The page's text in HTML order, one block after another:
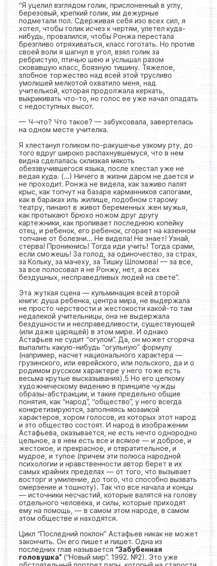
“Я уцелил взглядом голик, прислоненный в углу,
березовый, крепкий голик, им дежурные
подметали пол. Сдерживая себя изо всех сил, я
хотел, чтобы голик исчез к чертям, улетел куда-
нибудь, провалился, чтобы Ронжа перестала
брезгливо отряхиваться, класс гоготать. Но против
своей воли я шагнул в угол, взял голик за
ребристую, птичью шею и услышал разом
сковавшую класс, боязную тишину. Тяжелое,
злобное торжество над всей этой трусливо
умолкшей мелкотой охватило меня, над
учителькой, которая продолжала керкать,
выкрикивать что-то, но голос ее уже начал опадать
с недоступных высот.
— Ч-что? Что такое? — забуксовала, завертелась
на одном месте учителка.
Я хлестанул голиком по-ракушечье узкому рту, до
того вдруг широко распахнувшемуся, что в нем
видна сделалась склизкая мякоть
обеззвучившегося языка, после хлестал уже не
ведая куда. (…) Ничего в жизни даром не дается и
не проходит. Ронжа не видела, как заживо палят
крыс, как топчут на базаре карманников сапогами,
как в бараках иль жилище, подобном старому
театру, пинают в живот беременных жен мужья,
как протыкают брюхо ножом друг другу
картежники, как пропивает последнюю копейку
отец, и ребенок, его ребенок, сгорает на казенном
топчане от болезни… Не видела! Не знает! Узнай,
стерва! Проникнись! Тогда иди учить! Тогда срами,
если сможешь! За голод, за одиночество, за страх,
за Кольку, за мачеху, за Тишку Шломова! — за все,
за все полосовал я не Ронжу, нет, а всех
бездушных, несправедливых людей на свете”.
Эта жуткая сцена — кульминация всей второй
книги: душа ребенка, центра мира, не выдержала
не просто черствости и жестокости какой-то там
недалекой учительницы, она не выдержала
бездушности и несправедливости, существующей
(или даже царящей) в этом мире. И однако
Астафьев не судит “огулом”. Да, он может сгоряча
выпалить какую-нибудь “огульную” формулу
(например, насчет национального характера —
грузинского, или еврейского, или польского, да и о
родимом русском характере у него тоже есть
весьма крутые высказывания).5 Но его цепкому
художническому видению в принципе чужды
образы-абстракции, и такие предельно общие
понятия, как “народ”, “общество”, у него всегда
конкретизируются, заполняясь мозаикой
характеров, хором голосов, из которых этот народ
и это общество состоят. И народ в изображении
Астафьева, оказывается, не есть нечто однородно
цельное, а в нем есть все и всякое — и доброе, и
жестокое, и прекрасное, и отвратительное, и
мудрое, и тупое (причем эти полюса народной
психологии и нравственности автор берет в их
самых крайних пределах — от того, что вызывает
восторг и умиление, до того, что способно вызвать
омерзение и тошноту). Так что все начала и концы
— источники несчастий, которые валятся на голову
отдельного человека, и силы, которые приходят
ему на помощь, — в самом этом народе, в самом
этом обществе и находятся.
Цикл “Последний поклон” Астафьев никак не может
закончить. Он его пишет и пишет. Одна из
последних глав называется “Забубенная
головушка” (“Новый мир”. 1992. №2). Это уже